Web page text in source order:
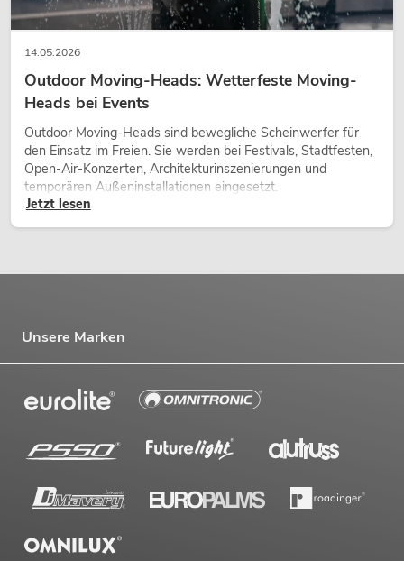
14.05.2026
Outdoor Moving-Heads: Wetterfeste Moving-
Heads bei Events
Outdoor Moving-Heads sind bewegliche Scheinwerfer für
den Einsatz im Freien. Sie werden bei Festivals, Stadtfesten,
Open-Air-Konzerten, Architekturinszenierungen und
temporären Außeninstallationen eingesetzt.
Jetzt lesen
Unsere Marken